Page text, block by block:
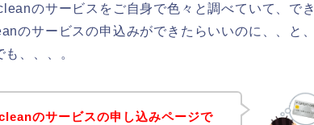
のサービスをご自身で色々と調べていて、でき
のサービスの申込みができたらいいのに、、と、
、、、。
のサービスの申し込みページで